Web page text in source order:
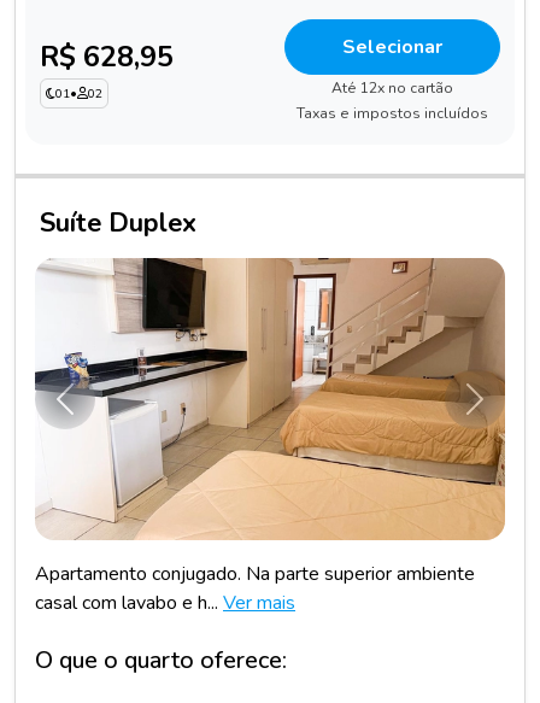
R$ 628,95
01• 02
Selecionar
Até 12x no cartão
Taxas e impostos incluídos
Suíte Duplex
Anterior
Apartamento conjugado. Na parte superior ambiente
casal com lavabo e h... Ver mais
O que o quarto oferece: